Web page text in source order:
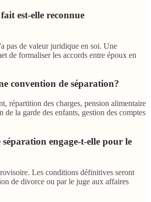
est-elle reconnue
pas de valeur juridique en soi. Une
de formaliser les accords entre époux en
convention de séparation?
répartition des charges, pension alimentaire
de la garde des enfants, gestion des comptes
engage-t-elle pour le
Les conditions définitives seront
de divorce ou par le juge aux affaires